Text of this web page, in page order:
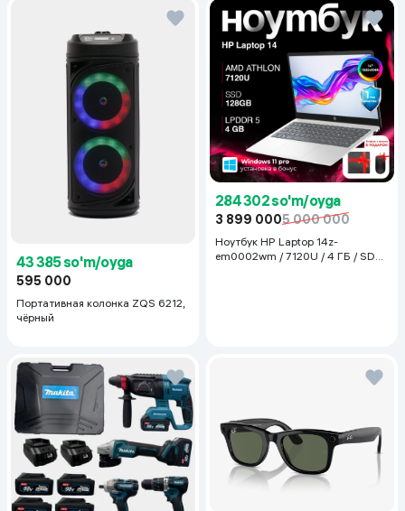
43 385 so'm/oyga
595 000
Портативная колонка ZQS 6212,
чёрный
284 302 so'm/oyga
3 899 0005 000 000
Ноутбук HP Laptop 14z-
em0002wm / 7120U / 4 ГБ / SDD